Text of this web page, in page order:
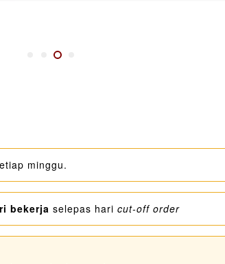
minggu.
bekerja selepas hari cut-off order